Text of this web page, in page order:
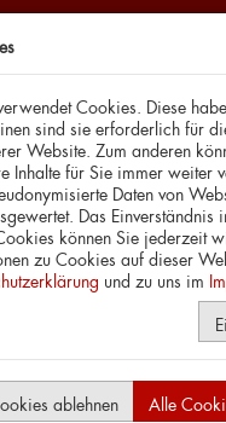
Cookies. Diese
sind sie erforderlich für
Website. Zum anderen
Inhalte für Sie immer weiter
Daten von
Das Einverständnis
können Sie jederzeit
zu Cookies auf dieser
und zu uns im
ablehnen Alle